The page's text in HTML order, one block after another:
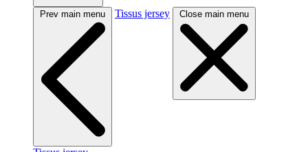
Prev main menu Tissus jersey Close main menu